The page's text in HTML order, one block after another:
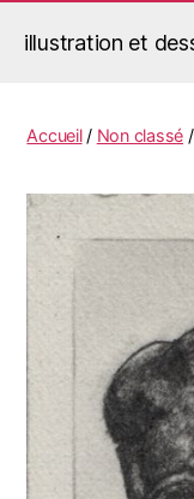
illustration et
Accueil/ Non classé